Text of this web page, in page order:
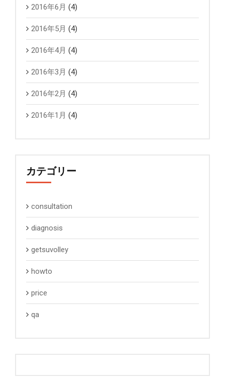
2016年6月 (4)
2016年5月 (4)
2016年4月 (4)
2016年3月 (4)
2016年2月 (4)
2016年1月 (4)
カテゴリー
consultation
diagnosis
getsuvolley
howto
price
qa